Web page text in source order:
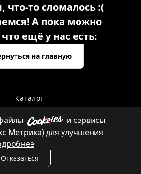
что-то сломалось :(
А пока можно
ещё у нас есть:
на главную
Каталог
Контакты
и сервисы
Метрика) для улучшения
Отказаться